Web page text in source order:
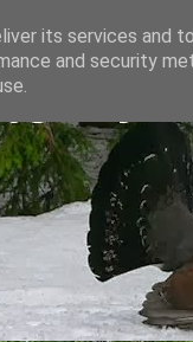
its services and
and security